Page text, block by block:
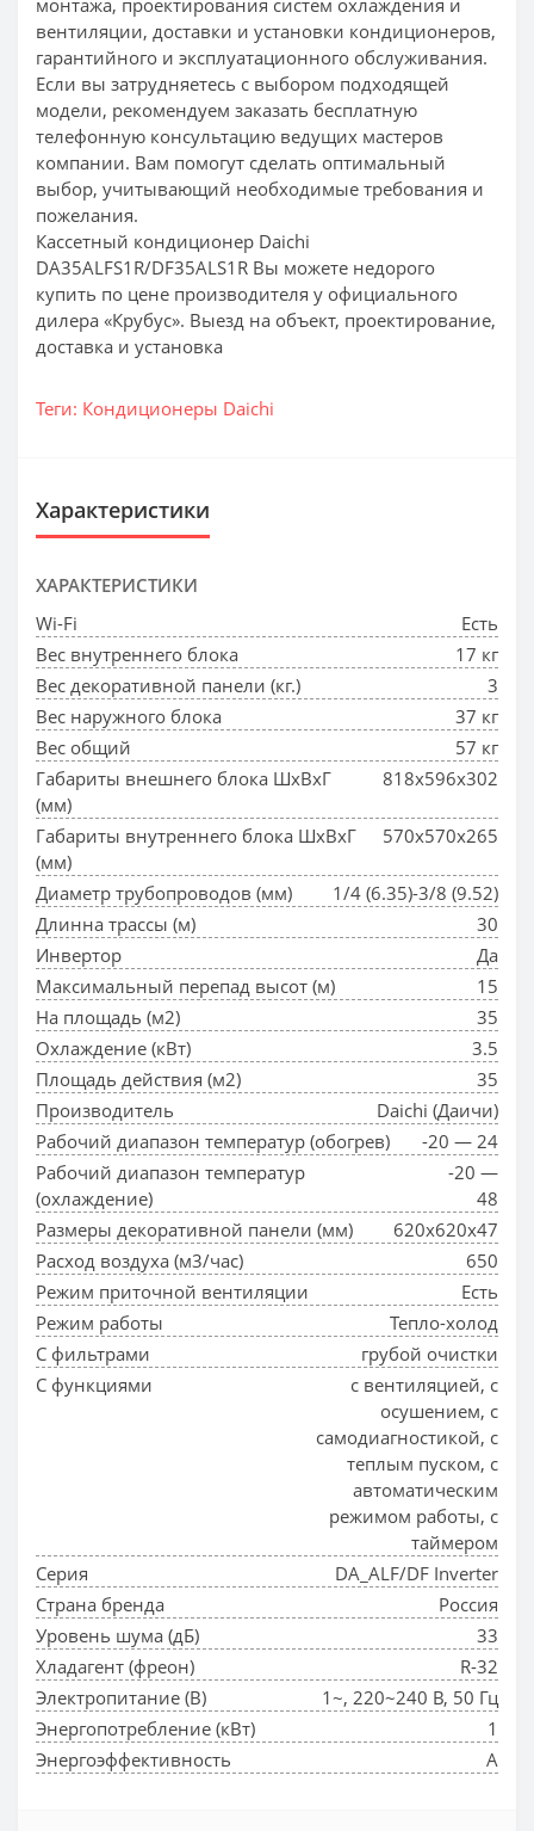
вентиляции, доставки и установки кондиционеров,
гарантийного и эксплуатационного обслуживания.
Если вы затрудняетесь с выбором подходящей
модели, рекомендуем заказать бесплатную
телефонную консультацию ведущих мастеров
компании. Вам помогут сделать оптимальный
выбор, учитывающий необходимые требования и
пожелания.
Кассетный кондиционер Daichi
DA35ALFS1R/DF35ALS1R Вы можете недорого
купить по цене производителя у официального
дилера «Крубус». Выезд на объект, проектирование,
доставка и установка
Теги: Кондиционеры Daichi
Характеристики
ХАРАКТЕРИСТИКИ
Wi-Fi
Есть
Вес внутреннего блока
17 кг
Вес декоративной панели (кг.)
3
Вес наружного блока
37 кг
Вес общий
57 кг
Габариты внешнего блока ШхВхГ
(мм)
818x596x302
Габариты внутреннего блока ШхВхГ
(мм)
570x570x265
Диаметр трубопроводов (мм)
1/4 (6.35)-3/8 (9.52)
Длинна трассы (м)
30
Инвертор
Да
Максимальный перепад высот (м)
15
На площадь (м2)
35
Охлаждение (кВт)
3.5
Площадь действия (м2)
35
Производитель
Daichi (Даичи)
Рабочий диапазон температур (обогрев)
-20 — 24
Рабочий диапазон температур
(охлаждение)
-20 —
48
Размеры декоративной панели (мм)
620x620x47
Расход воздуха (м3/час)
650
Режим приточной вентиляции
Есть
Режим работы
Тепло-холод
С фильтрами
грубой очистки
С функциями
с вентиляцией, с
осушением, с
самодиагностикой, с
теплым пуском, с
автоматическим
режимом работы, с
таймером
Серия
DA_ALF/DF Inverter
Страна бренда
Россия
Уровень шума (дБ)
33
Хладагент (фреон)
R-32
Электропитание (В)
1~, 220~240 В, 50 Гц
Энергопотребление (кВт)
1
Энергоэффективность
A